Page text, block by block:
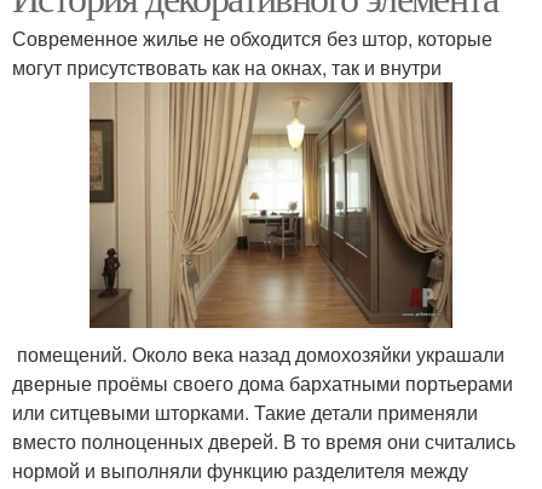
Современное жилье не обходится без штор, которые
могут присутствовать как на окнах, так и внутри
​ помещений. Около века назад домохозяйки украшали
дверные проёмы своего дома бархатными портьерами
или ситцевыми шторками. Такие детали применяли
вместо полноценных дверей. В то время они считались
нормой и выполняли функцию разделителя между